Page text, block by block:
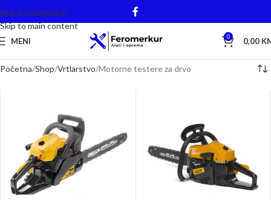
Skip to navigation
Skip to main content
MENI 0 0,00
Početna Shop Vrtlarstvo Motorne testere za drvo